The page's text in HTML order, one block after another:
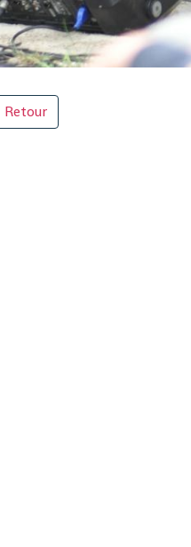
Retour